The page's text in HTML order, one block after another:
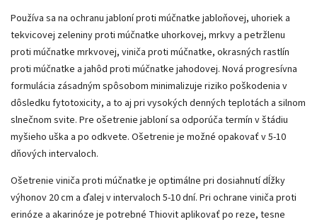
Používa sa na ochranu jabloní proti múčnatke jabloňovej, uhoriek a
tekvicovej zeleniny proti múčnatke uhorkovej, mrkvy a petržlenu
proti múčnatke mrkvovej, viniča proti múčnatke, okrasných rastlín
proti múčnatke a jahôd proti múčnatke jahodovej. Nová progresívna
formulácia zásadným spôsobom minimalizuje riziko poškodenia v
dôsledku fytotoxicity, a to aj pri vysokých denných teplotách a silnom
slnečnom svite. Pre ošetrenie jabloní sa odporúča termín v štádiu
myšieho uška a po odkvete. Ošetrenie je možné opakovať v 5-10
dňových intervaloch.
Ošetrenie viniča proti múčnatke je optimálne pri dosiahnutí dĺžky
výhonov 20 cm a ďalej v intervaloch 5-10 dní. Pri ochrane viniča proti
erinóze a akarinóze je potrebné Thiovit aplikovať po reze, tesne